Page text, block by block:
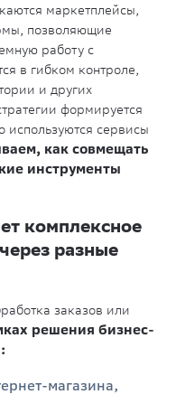
маркетплейсы,
позволяющие
работу с
в гибком контроле,
и других
формируется
используются сервисы
как совмещать
инструменты
комплексное
разные
заказов или
решения бизнес-
магазина,